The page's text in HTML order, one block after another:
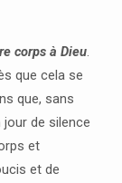
corps à Dieu.
que cela se
que, sans
jour de silence
et
et de